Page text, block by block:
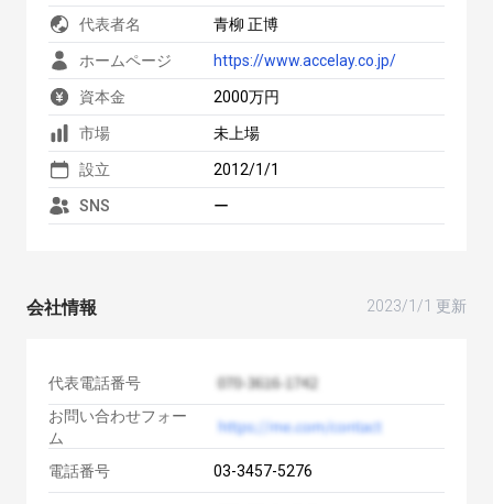
代表者名 青柳 正博
ホームページ https://www.accelay.co.jp/
資本金 2000万円
市場 未上場
設立 2012/1/1
SNS ー
会社情報 2023/1/1 更新
代表電話番号
お問い合わせフォー
ム
電話番号
03-3457-5276